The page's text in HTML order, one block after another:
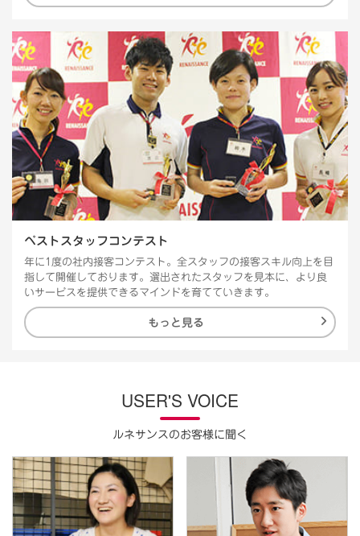
ベストスタッフコンテスト
年に1度の社内接客コンテスト。全スタッフの接客スキル向上を目
指して開催しております。選出されたスタッフを見本に、より良
いサービスを提供できるマインドを育てていきます。
もっと見る
USER'S VOICE
ルネサンスのお客様に聞く